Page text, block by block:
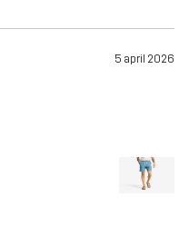
5 april 2026